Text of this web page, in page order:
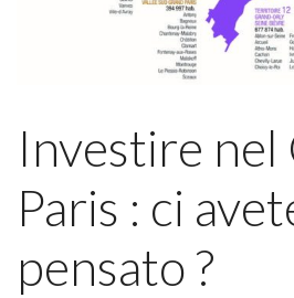
Investire nel
Paris : ci
pensato ?